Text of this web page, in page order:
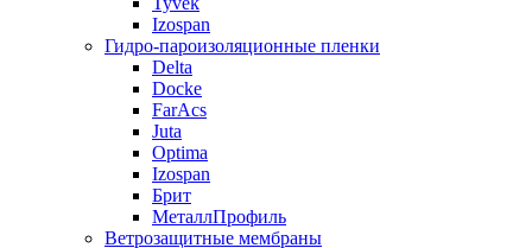
Izospan
Гидро-пароизоляционные пленки
Delta
Docke
FarAcs
Juta
Optima
Izospan
Брит
МеталлПрофиль
Ветрозащитные мембраны